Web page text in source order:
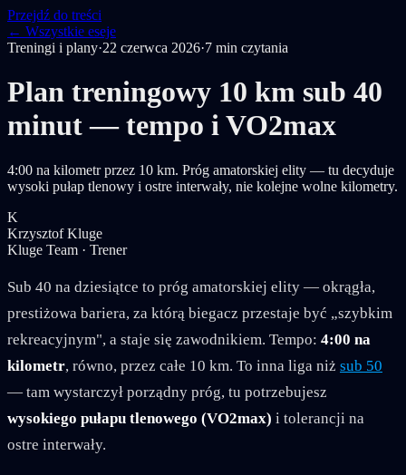
Przejdź do treści
← Wszystkie eseje
Treningi i plany·22 czerwca 2026·7 min czytania
Plan treningowy 10 km sub 40
minut — tempo i VO2max
4:00 na kilometr przez 10 km. Próg amatorskiej elity — tu decyduje
wysoki pułap tlenowy i ostre interwały, nie kolejne wolne kilometry.
K
Krzysztof Kluge
Kluge Team · Trener
Sub 40 na dziesiątce to próg amatorskiej elity — okrągła,
prestiżowa bariera, za którą biegacz przestaje być „szybkim
rekreacyjnym", a staje się zawodnikiem. Tempo: 4:00 na
kilometr, równo, przez całe 10 km. To inna liga niż sub 50
— tam wystarczył porządny próg, tu potrzebujesz
wysokiego pułapu tlenowego (VO2max) i tolerancji na
ostre interwały.